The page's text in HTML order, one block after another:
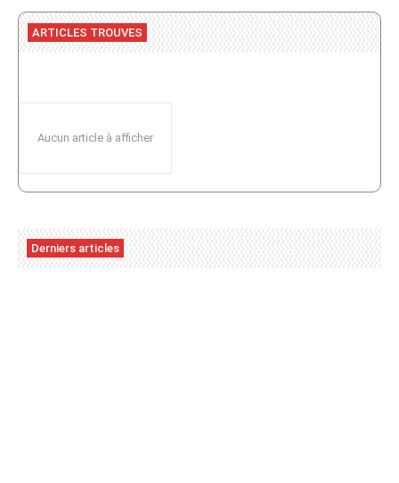
ARTICLES TROUVES
Aucun article à afficher
Derniers articles